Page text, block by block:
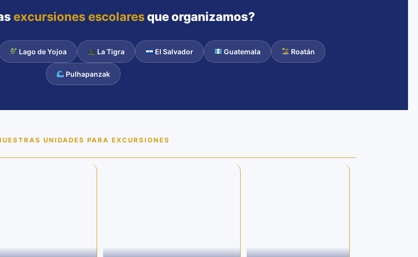
excursiones escolares que organizamos?
Lago de Yojoa La Tigra El Salvador Guatemala Roatán
Pulhapanzak
UNIDADES PARA EXCURSIONES